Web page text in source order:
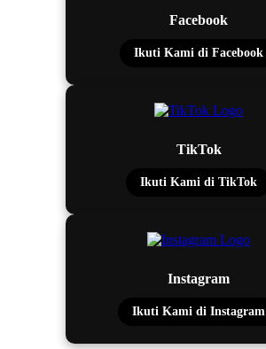
Facebook
Ikuti Kami di Facebook
TikTok
Ikuti Kami di TikTok
Instagram
Ikuti Kami di Instagram